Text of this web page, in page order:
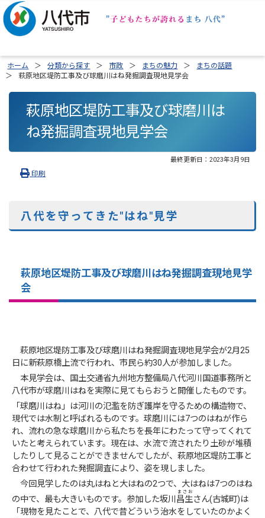
ホーム 分類から探す 市政 まちの魅力
まちの話題
萩原地区堤防工事及び球磨川はね発掘調査現地見学会
萩原地区堤防工事及び球磨川は
ね発掘調査現地見学会
最終更新日： 2023年3月9日
印刷
八代を守ってきた"はね"見学
萩原地区堤防工事及び球磨川はね発掘調査現地見学
会
萩原地区堤防工事及び球磨川はね発掘調査現地見学会が2月25
日に新萩原橋上流で行われ、市民ら約30人が参加しました。
本見学会は、国土交通省九州地方整備局八代河川国道事務所と
八代市が球磨川はねを実際に見てもらおうと開催したものです。
「球磨川はね」は河川の氾濫を防ぎ護岸を守るための構造物で、
現代では水制と呼ばれるものです。球磨川には7つのはねが作ら
れ、流れの急な球磨川から私たちを長年にわたって守ってくれて
いたと考えられています。現在は、水流で流されたり土砂が堆積
したりして見ることができませんでしたが、萩原地区堤防工事と
合わせて行われた発掘調査により、姿を現しました。
今回見学したのは丸はねと大はねの2つで、大はねは7つのはね
の中で、最も大きいものです。参加した坂川 昌生
まさお
さん(古城町)は
「現物を見たことで、八代で昔どういう治水をしていたのかよく